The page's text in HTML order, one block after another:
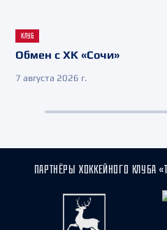
КЛУБ
Обмен с ХК «Сочи»
7 августа 2026 г.
ПАРТНЁРЫ ХОККЕЙНОГО КЛУБА